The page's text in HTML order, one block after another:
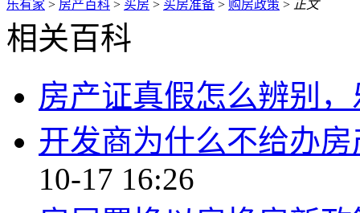
乐有家 > 房产百科 > 买房 > 买房准备 > 购房政策 > 正文
相关百科
房产证真假怎么辨别
开发商为什么不给办
10-17 16:26